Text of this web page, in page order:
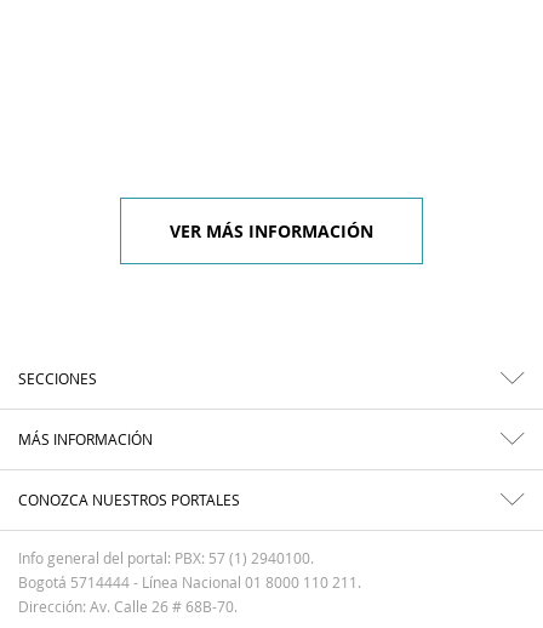
VER MÁS INFORMACIÓN
SECCIONES
MÁS INFORMACIÓN
CONOZCA NUESTROS PORTALES
Info general del portal: PBX: 57 (1) 2940100.
Bogotá 5714444 - Línea Nacional 01 8000 110 211.
Dirección: Av. Calle 26 # 68B-70.